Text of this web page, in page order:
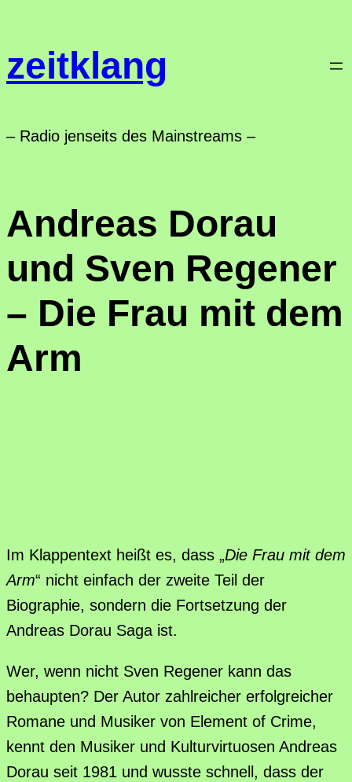
springen
zeitklang
– Radio jenseits des Mainstreams –
Andreas Dorau
und Sven Regener
– Die Frau mit dem
Arm
Im Klappentext heißt es, dass „Die Frau mit dem
Arm“ nicht einfach der zweite Teil der
Biographie, sondern die Fortsetzung der
Andreas Dorau Saga ist.
Wer, wenn nicht Sven Regener kann das
behaupten? Der Autor zahlreicher erfolgreicher
Romane und Musiker von Element of Crime,
kennt den Musiker und Kulturvirtuosen Andreas
Dorau seit 1981 und wusste schnell, dass der